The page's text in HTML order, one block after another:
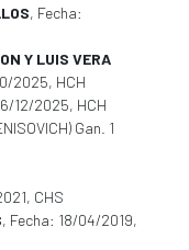
, Fecha:
Y LUIS VERA
2025, HCH
12/2025, HCH
Gan. 1
CHS
, Fecha: 18/04/2019,